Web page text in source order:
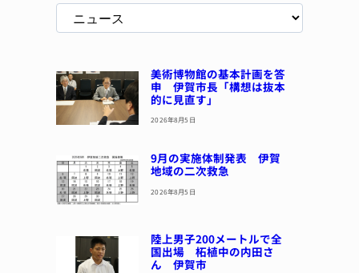
美術博物館の基本計画を答
申 伊賀市長「構想は抜本
的に見直す」
2026年8月5日
9月の実施体制発表 伊賀
地域の二次救急
2026年8月5日
陸上男子200メートルで全
国出場 柘植中の内田さ
ん 伊賀市